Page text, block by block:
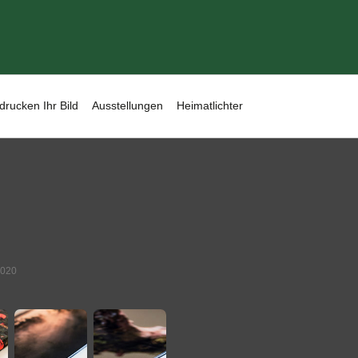
Ihr Bild Ausstellungen Heimatlichter